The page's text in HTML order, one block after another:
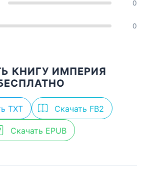
0
0
КНИГУ ИМПЕРИЯ
TXT Скачать FB2
Скачать EPUB